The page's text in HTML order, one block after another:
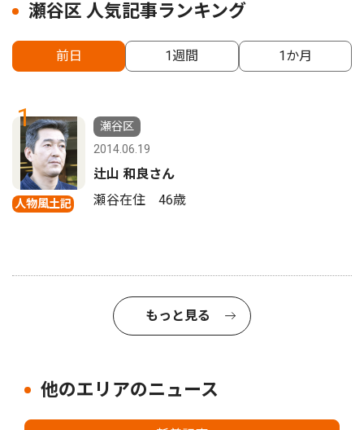
瀬谷区 人気記事ランキング
前日 1週間 1か月
1
人物風土記
瀬谷区
2014.06.19
辻山 和良さん
瀬谷在住 46歳
もっと見る
他のエリアのニュース